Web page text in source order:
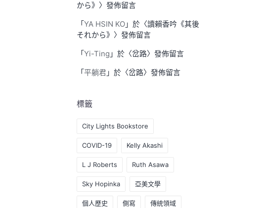
から》 〉發佈留言
「 YA HSIN KO 」於〈讀賴香吟《其後
それから》 〉發佈留言
「 Yi-Ting 」於〈岔路〉發佈留言
「 平躺君 」於〈岔路〉發佈留言
標籤
City Lights Bookstore
COVID-19 Kelly Akashi
L J Roberts Ruth Asawa
Sky Hopinka 亞美文學
個人歷史 側寫 傳統領域